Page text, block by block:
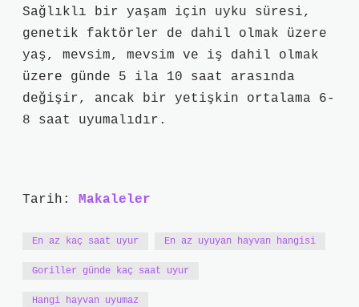
Sağlıklı bir yaşam için uyku süresi,
genetik faktörler de dahil olmak üzere
yaş, mevsim, mevsim ve iş dahil olmak
üzere günde 5 ila 10 saat arasında
değişir, ancak bir yetişkin ortalama 6-
8 saat uyumalıdır.
Tarih: Makaleler
En az kaç saat uyur En az uyuyan hayvan hangisi
Goriller günde kaç saat uyur
Hangi hayvan uyumaz